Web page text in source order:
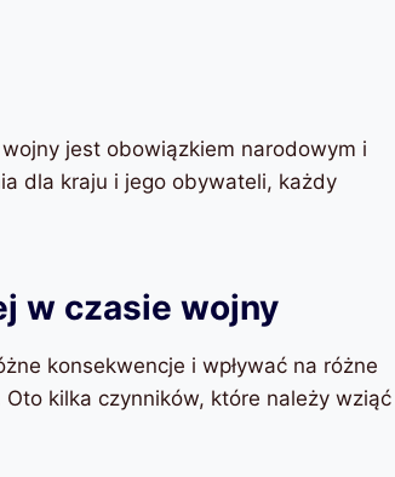
jest obowiązkiem narodowym i
dla kraju i jego obywateli, każdy
w czasie wojny
konsekwencje i wpływać na różne
kilka czynników, które należy wziąć